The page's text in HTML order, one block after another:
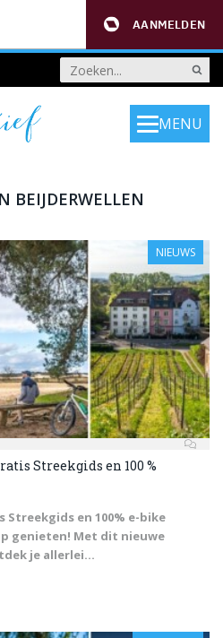
AANMELDEN
MENU
BEIJDERWELLEN
NIEUWS
Streekgids en 100 %
Streekgids en 100% e-bike
genieten! Met dit nieuwe
je allerlei...